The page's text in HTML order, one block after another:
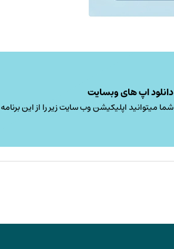
دانلود اپ های وبسایت
شما میتوانید اپلیکیشن وب سایت زیر را از این